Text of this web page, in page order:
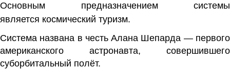
Основным предназначением системы
является космический туризм.
Система названа в честь Алана Шепарда — первого
американского астронавта, совершившего
суборбитальный полёт.